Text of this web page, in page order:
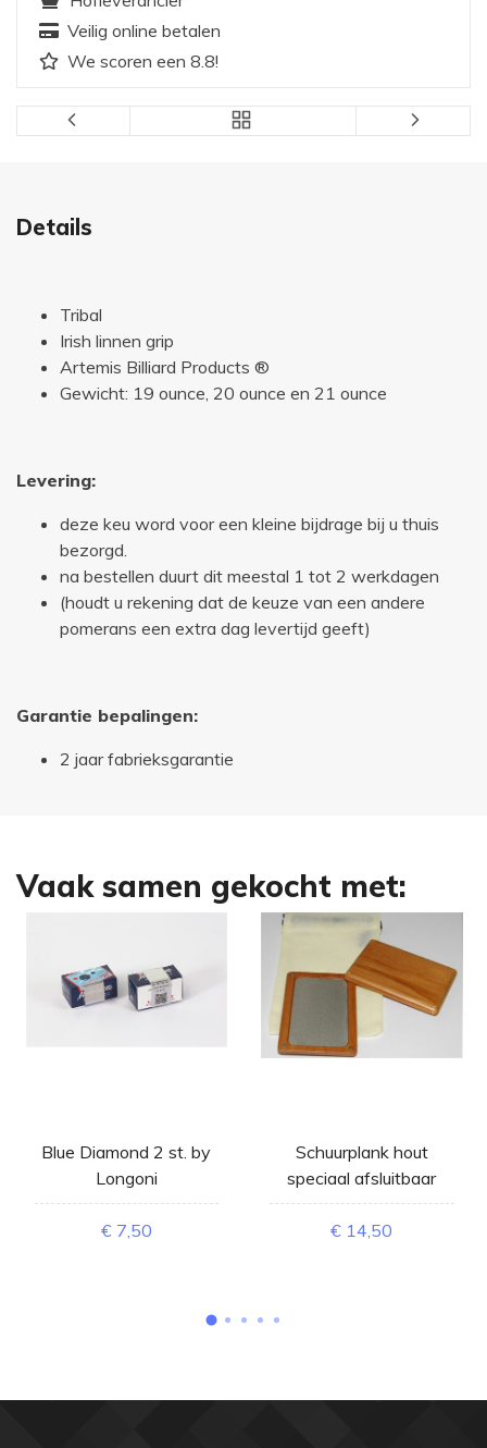
Veilig online betalen
We scoren een 8.8!
Details
Tribal
Irish linnen grip
Artemis Billiard Products ®
Gewicht: 19 ounce, 20 ounce en 21 ounce
Levering:
deze keu word voor een kleine bijdrage bij u thuis
bezorgd.
na bestellen duurt dit meestal 1 tot 2 werkdagen
(houdt u rekening dat de keuze van een andere
pomerans een extra dag levertijd geeft)
Garantie bepalingen:
2 jaar fabrieksgarantie
Vaak samen gekocht met:
Blue Diamond 2 st. by
Longoni
€ 7,50
Schuurplank hout
speciaal afsluitbaar
€ 14,50